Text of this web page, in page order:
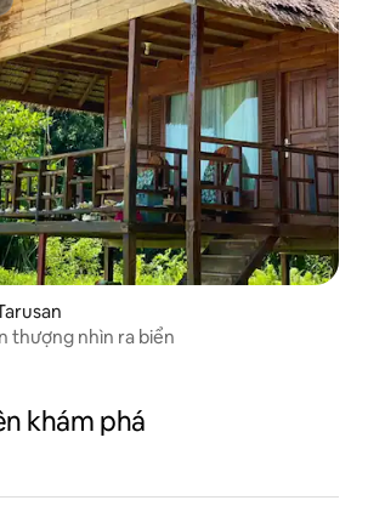
thượng nhìn ra biển
khám phá